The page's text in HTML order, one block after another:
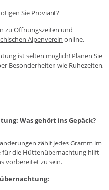
Sie Proviant?
zu Öffnungszeiten und
Alpenverein online.
ist selten möglich! Planen Sie
Besonderheiten wie Ruhezeiten,
Was gehört ins Gepäck?
zählt jedes Gramm im
für die Hüttenübernachtung hilft
vorbereitet zu sein.